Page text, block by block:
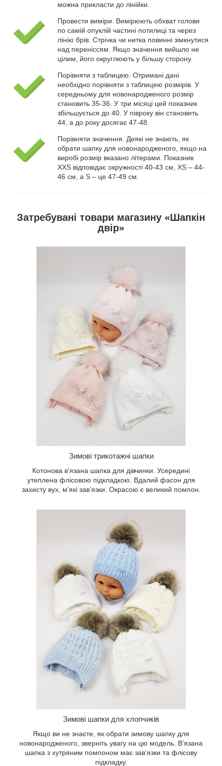
можна прикласти до лінійки.
Провести виміри. Вимірюють обхват голови
по самій опуклій частині потилиці та через
лінію брів. Стрічка чи нитка повинні зімкнутися
над переніссям. Якщо значення вийшло не
цілим, його округлюють у більшу сторону.
Порівняти з таблицею. Отримані дані
необхідно порівняти з таблицею розмірів. У
середньому для новонародженого розмір
становить 35-36. У три місяці цей показник
збільшується до 40. У півроку він становить
44, а до року досягає 47-48.
Порівняти значення. Деякі не знають, як
обрати шапку для новонародженого, якщо на
виробі розмір вказано літерами. Показник
XXS відповідає окружності 40-43 см, XS – 44-
46 см, а S – це 47-49 см.
Затребувані товари магазину «Шапкін
двір»
Котонова в’язана шапка для дівчинки.
Усередині утеплена флісовою
підкладкою. Вдалий фасон для захисту
вух, м’які зав’язки. Окрасою є великий
помпон.
Зимові трикотажні шапки
Котонова в’язана шапка для дівчинки. Усередині
утеплена флісовою підкладкою. Вдалий фасон для
захисту вух, м’які зав’язки. Окрасою є великий помпон.
Якщо ви не знаєте, як обрати зимову
шапку для новонародженого, зверніть
увагу на цю модель. В’язана шапка з
хутряним помпоном має зав’язки та
флісову підкладку.
Зимові шапки для хлопчиків
Якщо ви не знаєте, як обрати зимову шапку для
новонародженого, зверніть увагу на цю модель. В’язана
шапка з хутряним помпоном має зав’язки та флісову
підкладку.
Приваблива модель для маленьких
дівчаток у ніжних відтінках та з вишитим
милим зайчиком. На маківці є пухнастий